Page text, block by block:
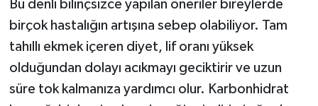
Bu denli bilinçsizce yapılan öneriler bireylerde
birçok hastalığın artışına sebep olabiliyor. Tam
tahıllı ekmek içeren diyet, lif oranı yüksek
olduğundan dolayı acıkmayı geciktirir ve uzun
süre tok kalmanıza yardımcı olur. Karbonhidrat